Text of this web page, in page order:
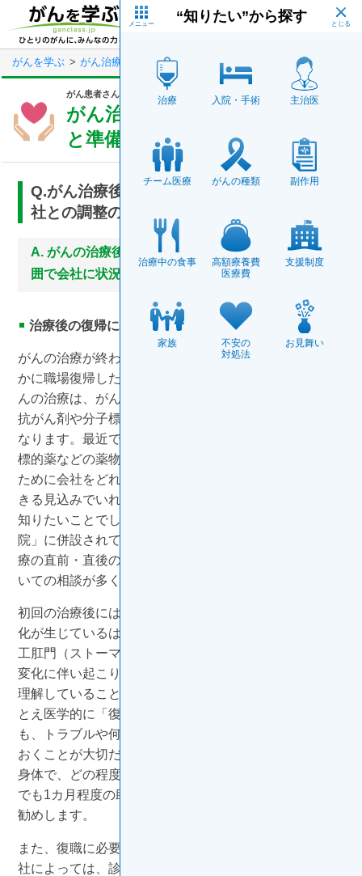
main
content
がんを学ぶ がん治療のサポート がん患者さんのお悩み相談室
がん患者さんのお悩み相談室 ～がんと仕事～
がん治療後の復職のタイミング
と準備
Q.がん治療後の仕事復帰のタイミングや、会
社との調整の仕方に悩んでいます
がんの治療後は体力回復に努め、負担のない範
囲で会社に状況報告を
治療後の復帰には1カ月の準備期間を
がんの治療が終わったらすぐに仕事に戻れるはず、速や
かに職場復帰したい、と思う方は少なくありません。が
んの治療は、がんの部位や状態によって、方法も期間も
抗がん剤や分子標的薬などによる薬物治療の副作用も異
なります。最近では、再発予防のために抗がん剤や分子
標的薬などの薬物を投与する治療法もあります。治療の
ために会社をどれだけ休むことになるのか、いつ復帰で
きる見込みでいればよいのかは、患者さんご本人が最も
知りたいことでしょう。全国の「がん診療連携拠点病
院」に併設されている相談支援センターにも、初回の治
療の直前・直後の患者さんから、復職のタイミングにつ
いての相談が多く寄せられるそうです。
初回の治療後には、少なからず身体の機能に何らかの変
化が生じているはずです。例えば、大腸がんであれば人
工肛門（ストーマ）の装着といった変化です。こうした
変化に伴い起こり得るトラブルを、患者さんがしっかり
理解していることが、職場復帰の大前提となります。た
とえ医学的に「復帰は問題ない」と判断されたとして
も、トラブルや何らかの対応が必要になる事象に備えて
おくことが大切だということです。変化が生じた自分の
身体で、どの程度働けるのかを確認するためにも、最低
でも1カ月程度の助走期間、準備期間を設けることをお
勧めします。
また、復職に必要な手続きは職場ごとに異なります。会
社によっては、診断書の提出に加えて、復帰前に産業医
“知りたい”から探す
治療 入院・手術 主治医
チーム医療 がんの種類 副作用
治療中の食事
高額療養費
医療費
支援制度
家族
不安の
対処法
お見舞い